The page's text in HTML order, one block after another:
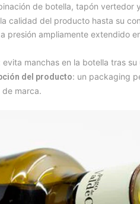
de botella, tapón vertedor
calidad del producto hasta su
presión ampliamente extendido
evita manchas en la botella tras
del producto: un packaging
marca.